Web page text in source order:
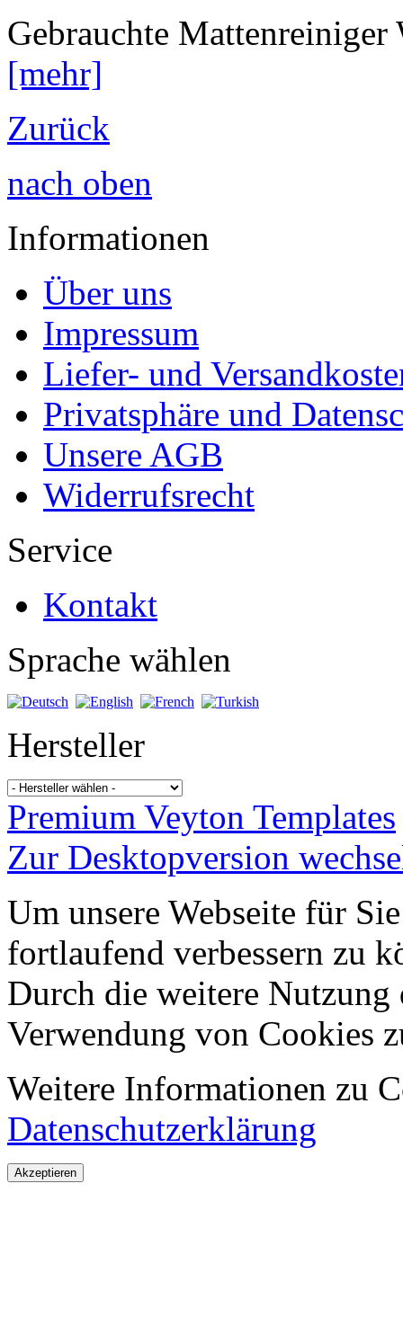
Gebrauchte
[mehr]
Zurück
nach oben
Informationen
Über uns
Impressum
Liefer- und
Privatsphäre und
Unsere AGB
Widerrufsrecht
Service
Kontakt
Sprache wählen
Hersteller
Premium Veyton Templates
Zur Desktopversion
Um unsere Webseite für
fortlaufend verbessern zu
Durch die weitere Nutzung
Verwendung von Cookies
Weitere Informationen zu
Datenschutzerklärung
Akzeptieren